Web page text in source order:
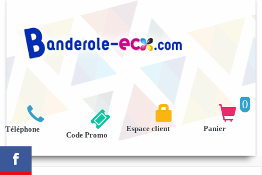


Téléphone
0

Panier

Espace client
Code Promo